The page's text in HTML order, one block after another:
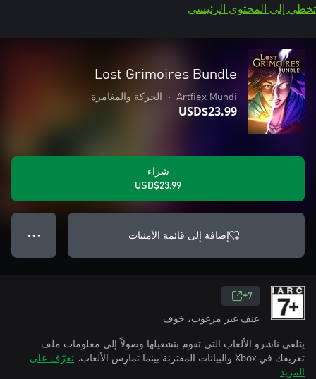
تخطي إلى المحتوى الرئيسي
Lost Grimoires Bundle
Artfiex Mundi
• الحركة والمغامرة
USD$23.99
شراء
USD$23.99
إضافة إلى قائمة الأمنيات ● ● ●
7+
عنف غير مرغوب، خوف
يتلقى ناشرو الألعاب التي تقوم بتشغيلها وصولاً إلى معلومات ملف
تعريفك في Xbox والبيانات المقترنة بينما تمارس الألعاب.
تعرّف على
المزيد